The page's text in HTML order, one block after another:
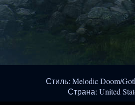
Стиль: Melodic Doom/
Страна: United